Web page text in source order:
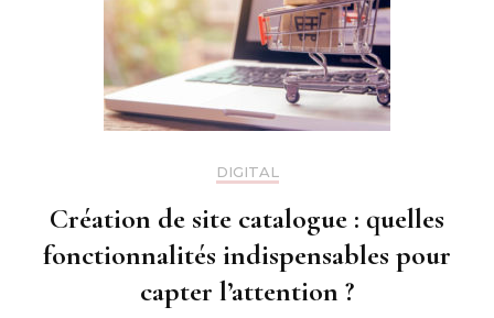
DIGITAL
Création de site catalogue : quelles
fonctionnalités indispensables pour
capter l’attention ?